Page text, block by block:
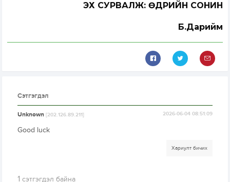
ЭХ СУРВАЛЖ: ӨДРИЙН СОНИН
Б.Дарийм
Сэтгэгдэл
Unknown[202.126.89.211] 2026-06-04 08:51:09
Good luck
Хариулт бичих
1 сэтгэгдэл байна